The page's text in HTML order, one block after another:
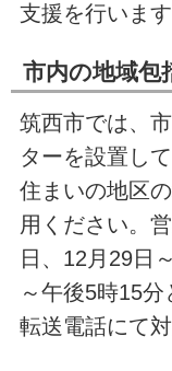
支援を行います
市内の地域包
筑西市では、
ターを設置し
住まいの地区
用ください。
日、12月29日
～午後5時15
転送電話にて